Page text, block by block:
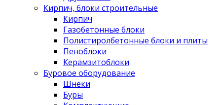
Кирпич, блоки строительные
Кирпич
Газобетонные блоки
Полистиролбетонные блоки и плиты
Пеноблоки
Керамзитоблоки
Буровое оборудование
Шнеки
Буры